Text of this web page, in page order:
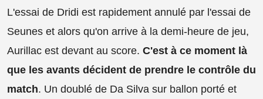
L'essai de Dridi est rapidement annulé par l'essai de
Seunes et alors qu'on arrive à la demi-heure de jeu,
Aurillac est devant au score. C'est à ce moment là
que les avants décident de prendre le contrôle du
match. Un doublé de Da Silva sur ballon porté et